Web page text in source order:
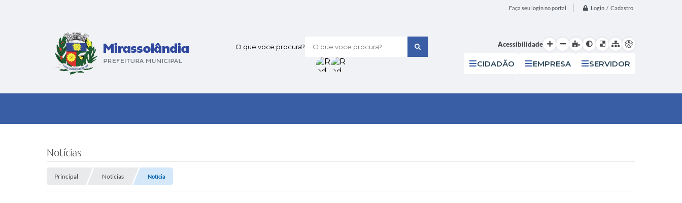
Faça seu login no portal Login / Cadastro
O que voce procura? Acessibilidade
CIDADÃO EMPRESA SERVIDOR
Notícias
Principal Notícias Notícia